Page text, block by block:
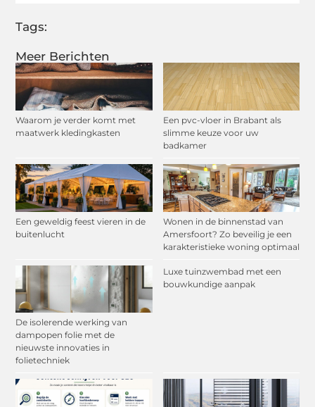
Meer Berichten
Waarom je verder komt met
maatwerk kledingkasten
Een pvc-vloer in Brabant als
slimme keuze voor uw
badkamer
Een geweldig feest vieren in de
buitenlucht
Wonen in de binnenstad van
Amersfoort? Zo beveilig je een
karakteristieke woning optimaal
De isolerende werking van
dampopen folie met de
nieuwste innovaties in
folietechniek
Luxe tuinzwembad met een
bouwkundige aanpak
Tags: